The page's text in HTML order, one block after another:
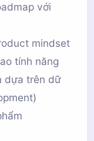
với
mindset
tính năng
dựa trên dữ